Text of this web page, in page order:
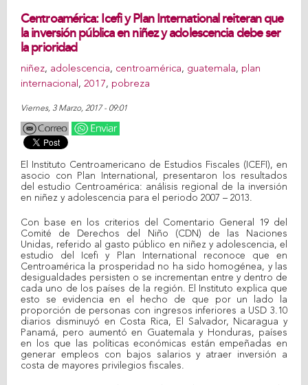
Centroamérica: Icefi y Plan International reiteran que
la inversión pública en niñez y adolescencia debe ser
la prioridad
niñez, adolescencia, centroamérica, guatemala, plan
internacional, 2017, pobreza
Viernes, 3 Marzo, 2017 - 09:01
El Instituto Centroamericano de Estudios Fiscales (ICEFI), en
asocio con Plan International, presentaron los resultados
del estudio Centroamérica: análisis regional de la inversión
en niñez y adolescencia para el periodo 2007 – 2013.
Con base en los criterios del Comentario General 19 del
Comité de Derechos del Niño (CDN) de las Naciones
Unidas, referido al gasto público en niñez y adolescencia, el
estudio del Icefi y Plan International reconoce que en
Centroamérica la prosperidad no ha sido homogénea, y las
desigualdades persisten o se incrementan entre y dentro de
cada uno de los países de la región. El Instituto explica que
esto se evidencia en el hecho de que por un lado la
proporción de personas con ingresos inferiores a USD 3.10
diarios disminuyó en Costa Rica, El Salvador, Nicaragua y
Panamá, pero aumentó en Guatemala y Honduras, países
en los que las políticas económicas están empeñadas en
generar empleos con bajos salarios y atraer inversión a
costa de mayores privilegios fiscales.